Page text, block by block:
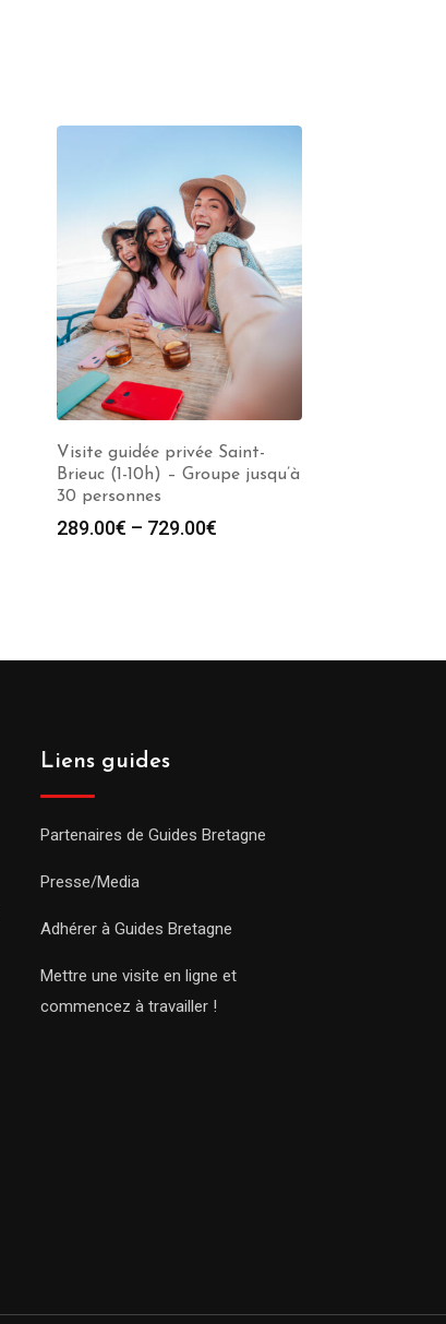
Visite guidée privée Saint-
Brieuc (1-10h) – Groupe jusqu’à
30 personnes
289.00€ – 729.00€
Liens guides
Partenaires de Guides Bretagne
Presse/Media
Adhérer à Guides Bretagne
Mettre une visite en ligne et
commencez à travailler !